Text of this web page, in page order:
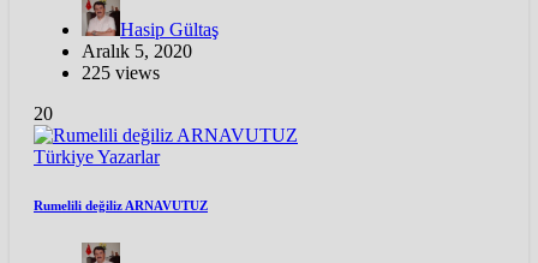
Hasip Gültaş
Aralık 5, 2020
225 views
20
TürkiyeYazarlar
Rumelili değiliz ARNAVUTUZ